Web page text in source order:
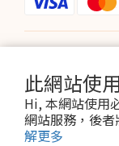
此網站使
Hi, 本網站使用
網站服務，後
解更多